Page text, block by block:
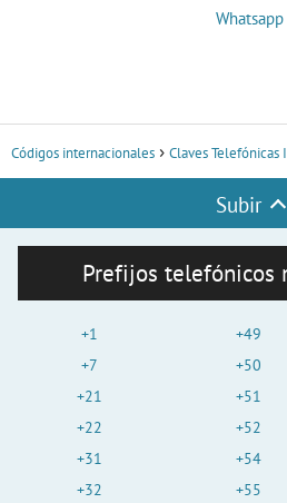
Whatsapp
Códigos internacionales Claves Telefónicas
Subir
Prefijos telefónicos
+1
+7
+21
+22
+31
+32
+49
+50
+51
+52
+54
+55